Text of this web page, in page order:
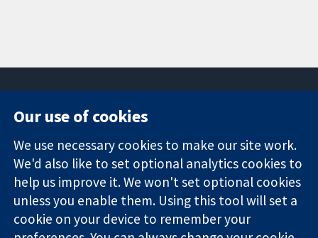
Trusted
evidence.
Informed
decisions.
Better health.
Square
London
W1G 0AN
영국
News
Press office
About us
작업
Cochrane
Library
Our use of cookies
We use necessary cookies to make our site work.
We'd also like to set optional analytics cookies to
help us improve it. We won't set optional cookies
unless you enable them. Using this tool will set a
cookie on your device to remember your